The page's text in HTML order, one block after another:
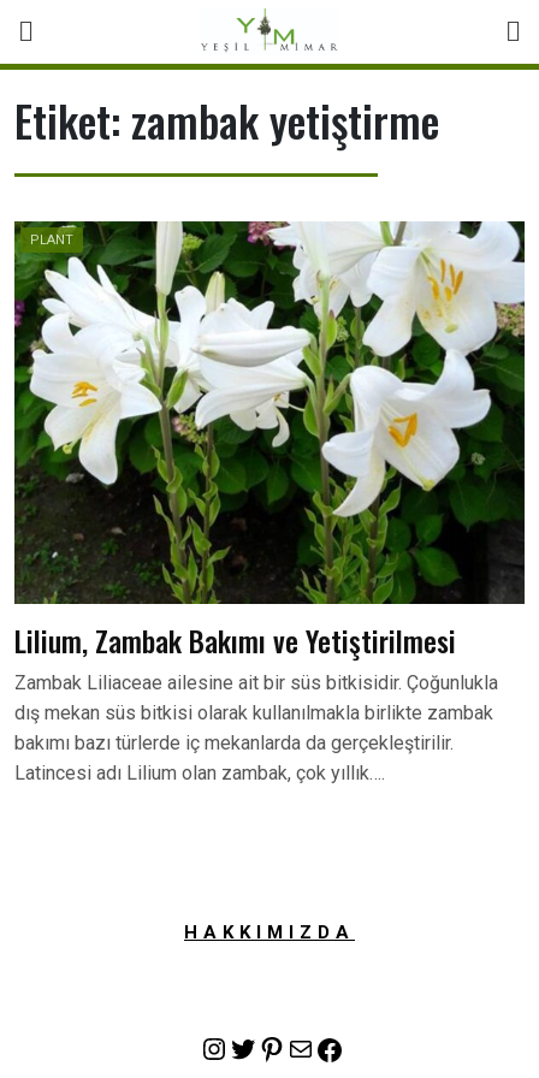
content
Etiket: zambak yetiştirme
PLANT
Lilium, Zambak Bakımı ve Yetiştirilmesi
Zambak Liliaceae ailesine ait bir süs bitkisidir. Çoğunlukla
dış mekan süs bitkisi olarak kullanılmakla birlikte zambak
bakımı bazı türlerde iç mekanlarda da gerçekleştirilir.
Latincesi adı Lilium olan zambak, çok yıllık….
HAKKIMIZDA
Instagram
Twitter
Pinterest
E-postaFacebook